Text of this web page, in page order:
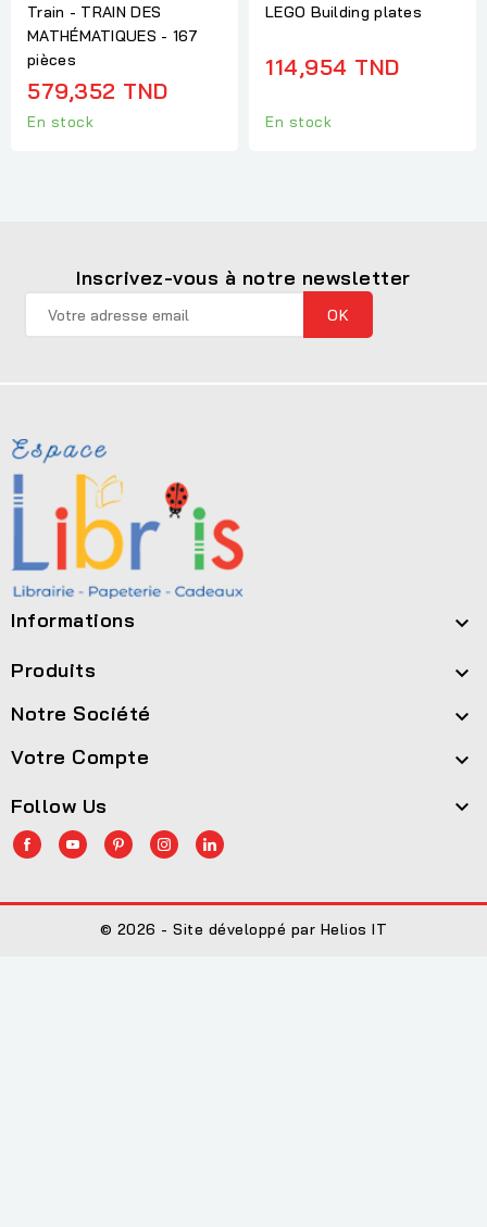
Train - TRAIN DES
MATHÉMATIQUES - 167
pièces
579,352 TND
En stock
LEGO Building plates
114,954 TND
En stock
Inscrivez-vous à notre newsletter
Informations 
Produits 
Notre Société 
Votre Compte 
Follow Us 
© 2026 - Site développé par Helios IT